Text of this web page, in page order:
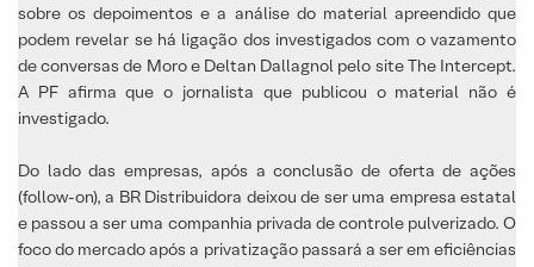
sobre os depoimentos e a análise do material apreendido que
podem revelar se há ligação dos investigados com o vazamento
de conversas de Moro e Deltan Dallagnol pelo site The Intercept.
A PF afirma que o jornalista que publicou o material não é
investigado.
Do lado das empresas, após a conclusão de oferta de ações
(follow-on), a BR Distribuidora deixou de ser uma empresa estatal
e passou a ser uma companhia privada de controle pulverizado. O
foco do mercado após a privatização passará a ser em eficiências